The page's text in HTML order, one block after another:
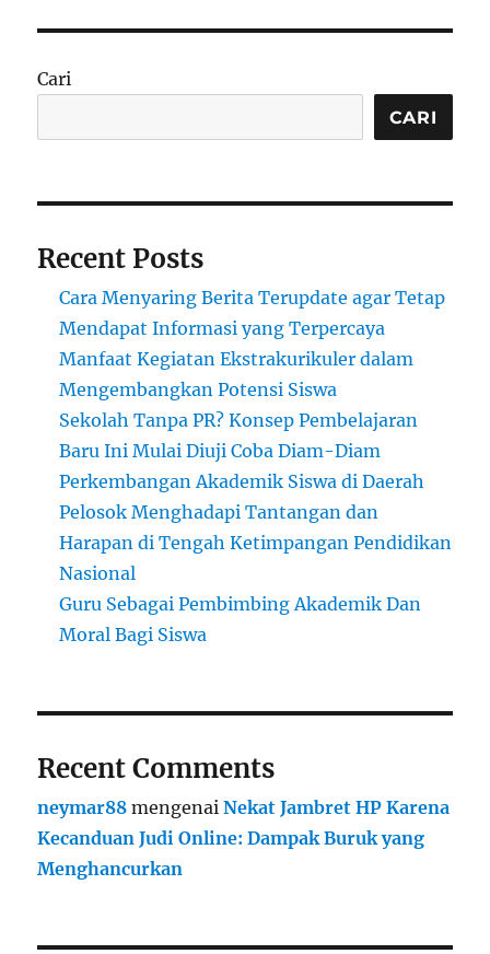
September
Evakuasi
Dampak
Cari
CARI
Recent Posts
Cara Menyaring Berita Terupdate agar Tetap
Mendapat Informasi yang Terpercaya
Manfaat Kegiatan Ekstrakurikuler dalam
Mengembangkan Potensi Siswa
Sekolah Tanpa PR? Konsep Pembelajaran
Baru Ini Mulai Diuji Coba Diam-Diam
Perkembangan Akademik Siswa di Daerah
Pelosok Menghadapi Tantangan dan
Harapan di Tengah Ketimpangan Pendidikan
Nasional
Guru Sebagai Pembimbing Akademik Dan
Moral Bagi Siswa
Recent Comments
neymar88 mengenaiNekat Jambret HP Karena
Kecanduan Judi Online: Dampak Buruk yang
Menghancurkan